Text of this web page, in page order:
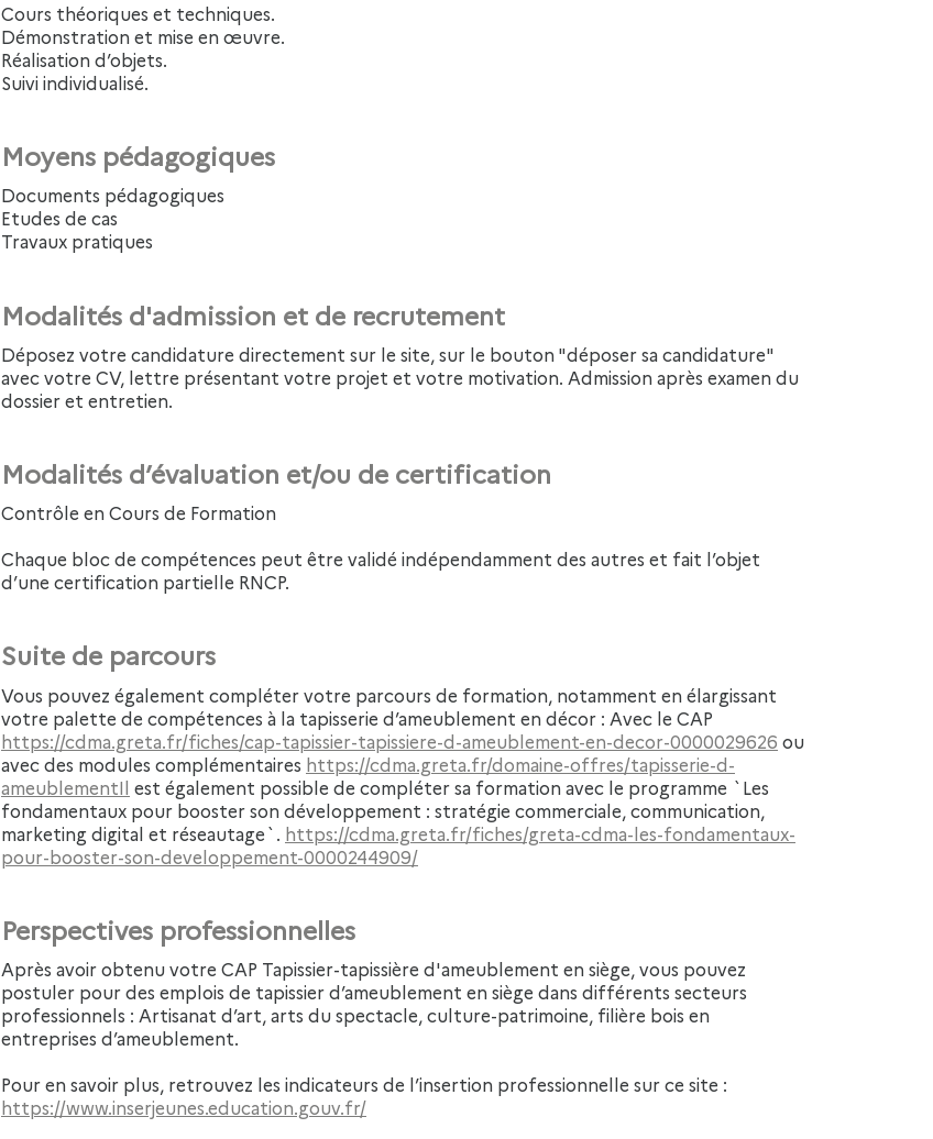
Cours théoriques et techniques.
Démonstration et mise en œuvre.
Réalisation d’objets.
Suivi individualisé.
Moyens pédagogiques
Documents pédagogiques
Etudes de cas
Travaux pratiques
Modalités d'admission et de recrutement
Déposez votre candidature directement sur le site, sur le bouton "déposer sa candidature"
avec votre CV, lettre présentant votre projet et votre motivation. Admission après examen du
dossier et entretien.
Modalités d’évaluation et/ou de certification
Contrôle en Cours de Formation
Chaque bloc de compétences peut être validé indépendamment des autres et fait l’objet
d’une certification partielle RNCP.
Suite de parcours
Vous pouvez également compléter votre parcours de formation, notamment en élargissant
votre palette de compétences à la tapisserie d’ameublement en décor : Avec le CAP
https://cdma.greta.fr/fiches/cap-tapissier-tapissiere-d-ameublement-en-decor-0000029626 ou
avec des modules complémentaires https://cdma.greta.fr/domaine-offres/tapisserie-d-
ameublementIl est également possible de compléter sa formation avec le programme `Les
fondamentaux pour booster son développement : stratégie commerciale, communication,
marketing digital et réseautage`. https://cdma.greta.fr/fiches/greta-cdma-les-fondamentaux-
pour-booster-son-developpement-0000244909/
Perspectives professionnelles
Après avoir obtenu votre CAP Tapissier-tapissière d'ameublement en siège, vous pouvez
postuler pour des emplois de tapissier d’ameublement en siège dans différents secteurs
professionnels : Artisanat d’art, arts du spectacle, culture-patrimoine, filière bois en
entreprises d’ameublement.
Pour en savoir plus, retrouvez les indicateurs de l’insertion professionnelle sur ce site :
https://www.inserjeunes.education.gouv.fr/